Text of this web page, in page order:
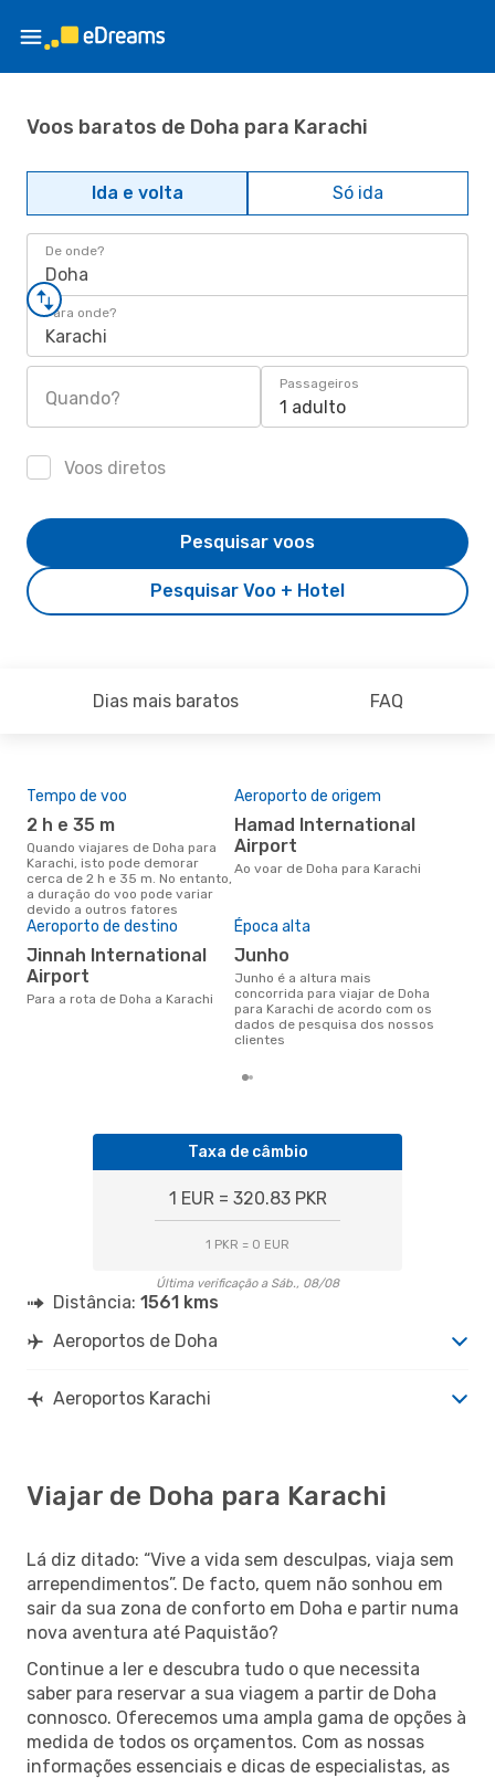
Voos baratos de Doha para Karachi
Ida e volta Só ida
De onde?
Doha
Para onde?
Karachi
Quando?
Passageiros
1 adulto
Voos diretos
Pesquisar Voo + Hotel
Pesquisar voos
Dias mais baratos FAQ
Tempo de voo
2 h e 35 m
Quando viajares de Doha para
Karachi, isto pode demorar
cerca de 2 h e 35 m. No entanto,
a duração do voo pode variar
devido a outros fatores
Aeroporto de origem
Hamad International
Airport
Ao voar de Doha para Karachi
Aeroporto de destino
Jinnah International
Airport
Para a rota de Doha a Karachi
Época alta
junho
junho é a altura mais
concorrida para viajar de Doha
para Karachi de acordo com os
dados de pesquisa dos nossos
clientes
Taxa de câmbio
1 EUR = 320.83 PKR
1 PKR = 0 EUR
Última verificação a Sáb., 08/08
Distância: 1561 kms
Aeroportos de Doha
Aeroportos Karachi
Viajar de Doha para Karachi
Lá diz ditado: “Vive a vida sem desculpas, viaja sem
arrependimentos”. De facto, quem não sonhou em
sair da sua zona de conforto em Doha e partir numa
nova aventura até Paquistão?
Continue a ler e descubra tudo o que necessita
saber para reservar a sua viagem a partir de Doha
connosco. Oferecemos uma ampla gama de opções à
medida de todos os orçamentos. Com as nossas
informações essenciais e dicas de especialistas, as